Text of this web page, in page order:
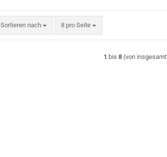
Sortieren nach
Sortieren nach 8 pro Seite
pro Seite
1 bis 8(von insgesamt